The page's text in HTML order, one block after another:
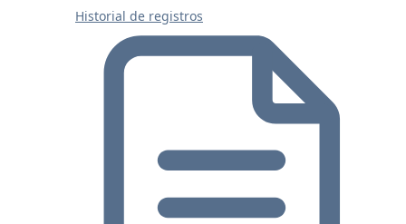
Historial de registros